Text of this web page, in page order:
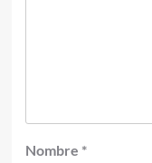
Nombre *